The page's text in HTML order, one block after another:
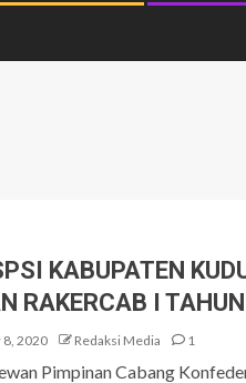
KABUPATEN
RAKERCAB I
2020 Redaksi Media 1
Pimpinan Cabang